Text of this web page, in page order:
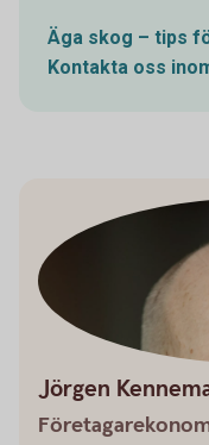
Äga skog – tips
Kontakta oss
Jörgen